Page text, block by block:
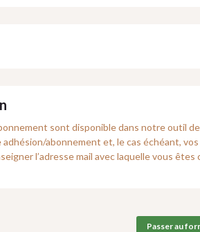
sont disponible dans notre outil
abonnement et, le cas échéant,
l’adresse mail avec laquelle vous
Passer au